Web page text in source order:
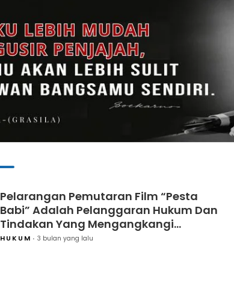
Pelarangan Pemutaran Film “Pesta
Babi” Adalah Pelanggaran Hukum Dan
Tindakan Yang Mengangkangi
Konstitusi
HUKUM 3 bulan yang lalu